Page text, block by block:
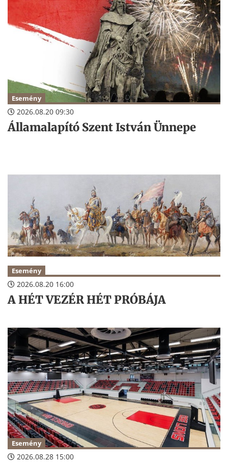
Esemény
2026.08.20 09:30
Államalapító Szent István Ünnepe
Esemény
2026.08.20 16:00
A HÉT VEZÉR HÉT PRÓBÁJA
Esemény
2026.08.28 15:00